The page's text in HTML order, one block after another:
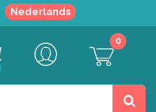
Nederlands
0